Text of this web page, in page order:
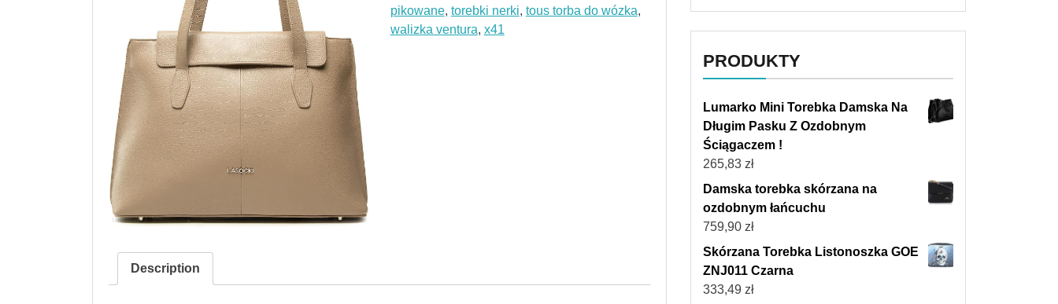
pikowane, torebki nerki, tous torba do wózka,
walizka ventura, x41
Description
PRODUKTY
Lumarko Mini Torebka Damska Na
Długim Pasku Z Ozdobnym
Ściągaczem !
265,83 zł
Damska torebka skórzana na
ozdobnym łańcuchu
759,90 zł
Skórzana Torebka Listonoszka GOE
ZNJ011 Czarna
333,49 zł